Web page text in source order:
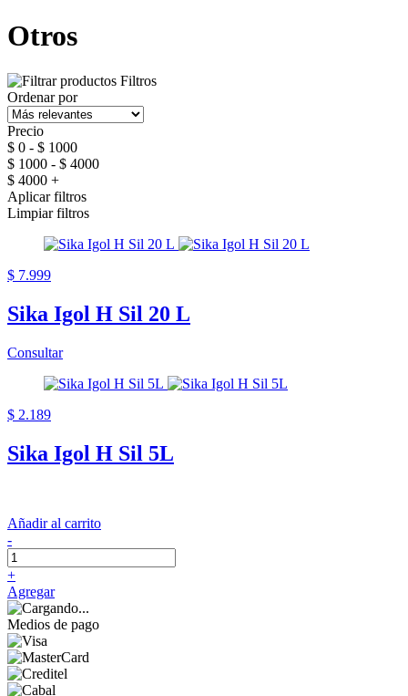
Otros
Filtros
Ordenar por
Precio
$ 0 - $ 1000
$ 1000 - $ 4000
$ 4000 +
Aplicar filtros
Limpiar filtros
$ 7.999
Sika Igol H Sil 20 L
Consultar
$ 2.189
Sika Igol H Sil 5L
Añadir al carrito
-
+
Agregar
Medios de pago